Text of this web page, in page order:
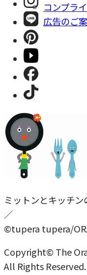
コンプラ
広告のご
ミットンとキッチン
／
©tupera tupera/
Copyright© The
All Rights Reserved.